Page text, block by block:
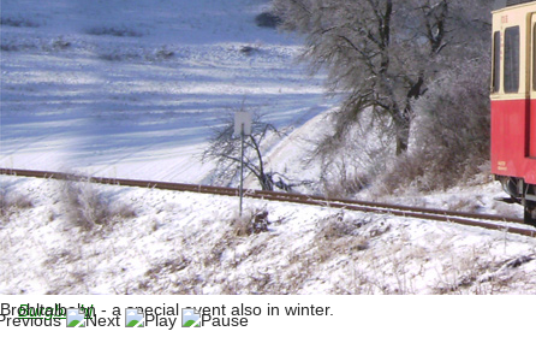
Brohltalbahn - a special event also in winter.
Sie erreichen die Probstei Buchholz über unseren
Burgbrohl.